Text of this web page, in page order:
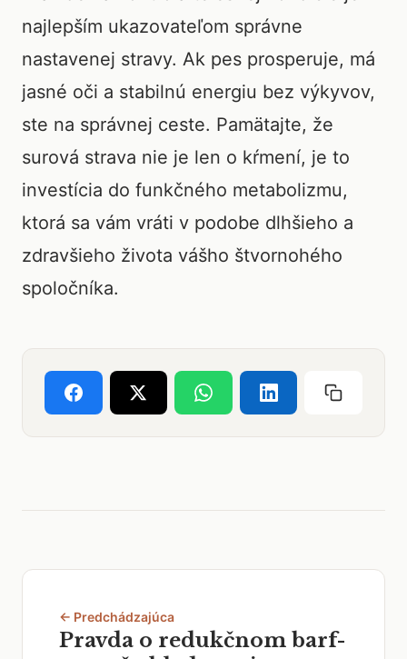
najlepším ukazovateľom správne
nastavenej stravy. Ak pes prosperuje, má
jasné oči a stabilnú energiu bez výkyvov,
ste na správnej ceste. Pamätajte, že
surová strava nie je len o kŕmení, je to
investícia do funkčného metabolizmu,
ktorá sa vám vráti v podobe dlhšieho a
zdravšieho života vášho štvornohého
spoločníka.
← Predchádzajúca
Pravda o redukčnom barf-